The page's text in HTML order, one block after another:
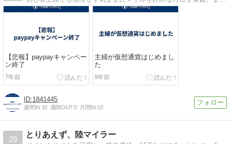
【悲報】paypayキャンペー
ン終了
7年前
主婦が仮想通貨はじめまし
た
9年前
1841445
週間IN:10 週間OUT:0 月間IN:10
29
とりあえず、陸マイラー